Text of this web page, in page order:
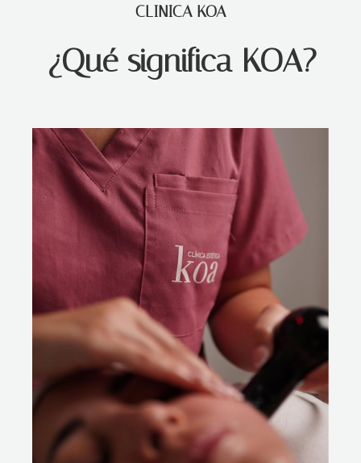
CLINICA KOA
¿Qué significa KOA?